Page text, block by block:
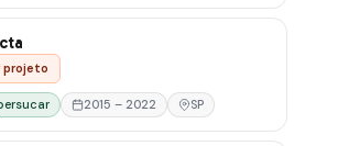
projeto
2015 – 2022 SP